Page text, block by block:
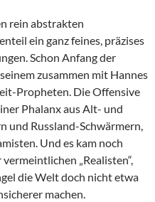
rein abstrakten
ein ganz feines, präzises
Schon Anfang der
zusammen mit Hannes
Propheten. Die Offensive
Phalanx aus Alt- und
und Russland-Schwärmern,
Und es kam noch
„Realisten“,
die Welt doch nicht etwa
machen.